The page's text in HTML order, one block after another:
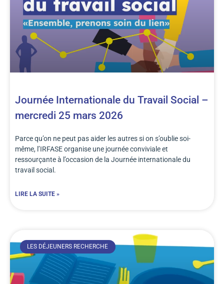
Journée Internationale du Travail Social –
mercredi 25 mars 2026
Parce qu’on ne peut pas aider les autres si on s’oublie soi-
même, l’IRFASE organise une journée conviviale et
ressourçante à l’occasion de la Journée internationale du
travail social.
LIRE LA SUITE »
LES DÉJEUNERS RECHERCHE